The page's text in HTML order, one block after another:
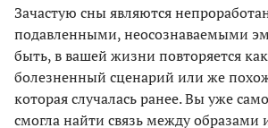
Зачастую сны являются
подавленными, неосознаваемыми
быть, в вашей жизни повторяется
болезненный сценарий или же
которая случалась ранее. Вы уже
смогла найти связь между образами